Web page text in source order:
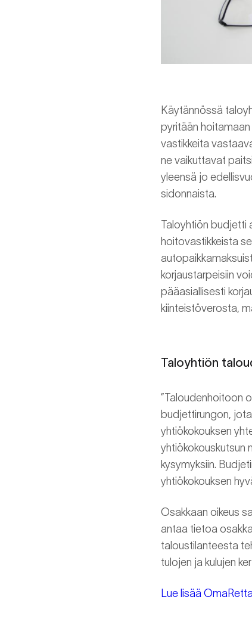
Käytännössä
pyritään hoitamaan
vastikkeita
ne vaikuttavat
yleensä jo
sidonnaista.
Taloyhtiön budjetti
hoitovastikkeista
korjaustarpeisiin
pääasiallisesti
kiinteistöverosta,
Taloyhtiön
”Taloudenhoitoon
budjettirungon,
yhtiökokouksen
yhtiökokouskutsun
kysymyksiin.
yhtiökokouksen
Osakkaan oikeus
antaa tietoa
taloustilanteesta
tulojen ja kulujen
Lue lisää